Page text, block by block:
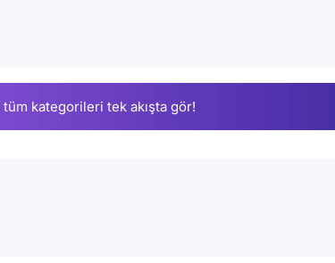
tüm kategorileri tek akışta gör!